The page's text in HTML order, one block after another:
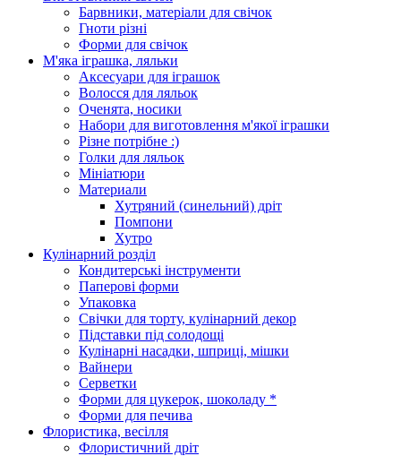
Барвники, матеріали для свічок
Гноти різні
Форми для свічок
М'яка іграшка, ляльки
Аксесуари для іграшок
Волосся для ляльок
Оченята, носики
Набори для виготовлення м'якої іграшки
Різне потрібне :)
Голки для ляльок
Мініатюри
Материали
Хутряний (синельний) дріт
Помпони
Хутро
Кулінарний розділ
Кондитерські інструменти
Паперові форми
Упаковка
Свічки для торту, кулінарний декор
Підставки під солодощі
Кулінарні насадки, шприці, мішки
Вайнери
Серветки
Форми для цукерок, шоколаду *
Форми для печива
Флористика, весілля
Флористичний дріт